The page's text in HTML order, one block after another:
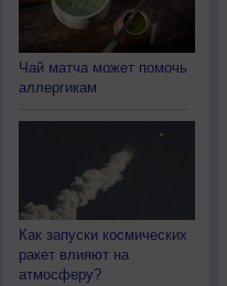
Чай матча может помочь
аллергикам
Как запуски космических
ракет влияют на
атмосферу?